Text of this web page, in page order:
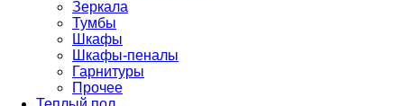
Зеркала
Тумбы
Шкафы
Шкафы-пеналы
Гарнитуры
Прочее